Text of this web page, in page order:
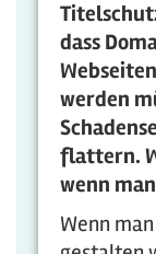
dass
werden
flattern.
wenn
Wenn